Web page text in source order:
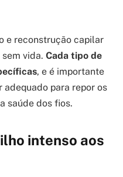
e reconstrução capilar
vida. Cada tipo de
, e é importante
para repor os
saúde dos fios.
intenso aos